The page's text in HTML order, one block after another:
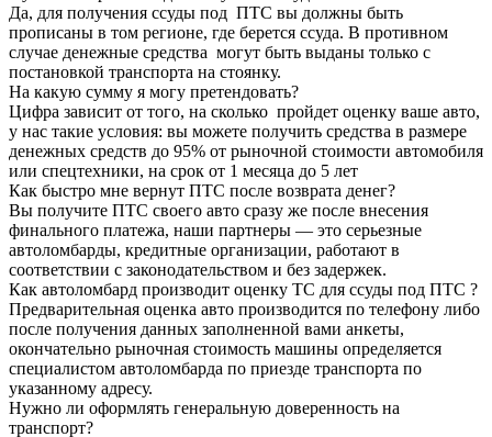
Да, для получения ссуды под ПТС вы должны быть
прописаны в том регионе, где берется ссуда. В противном
случае денежные средства могут быть выданы только с
постановкой транспорта на стоянку.
На какую сумму я могу претендовать?
Цифра зависит от того, на сколько пройдет оценку ваше авто,
у нас такие условия: вы можете получить средства в размере
денежных средств до 95% от рыночной стоимости автомобиля
или спецтехники, на срок от 1 месяца до 5 лет
Как быстро мне вернут ПТС после возврата денег?
Вы получите ПТС своего авто сразу же после внесения
финального платежа, наши партнеры — это серьезные
автоломбарды, кредитные организации, работают в
соответствии с законодательством и без задержек.
Как автоломбард производит оценку ТС для ссуды под ПТС ?
Предварительная оценка авто производится по телефону либо
после получения данных заполненной вами анкеты,
окончательно рыночная стоимость машины определяется
специалистом автоломбарда по приезде транспорта по
указанному адресу.
Нужно ли оформлять генеральную доверенность на
транспорт?